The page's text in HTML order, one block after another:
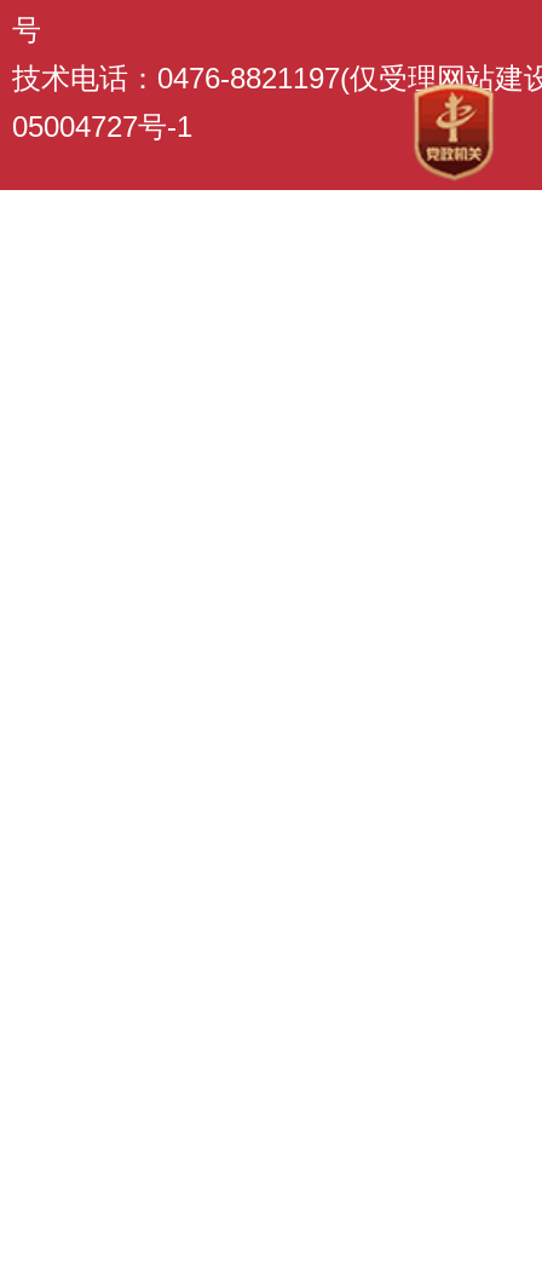
号
技术电话：0476-8821197(仅受理网站建
05004727号-1